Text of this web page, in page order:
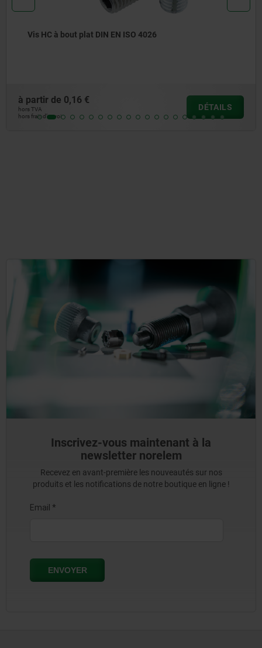
Manettes indexables en plastique, avec taraudage et
à partir de
hors frais d’envoi
DÉTAILS
Inscrivez-vous maintenant à la
newsletter norelem
Recevez en avant-première les nouveautés sur nos
produits et les notifications de notre boutique en ligne !